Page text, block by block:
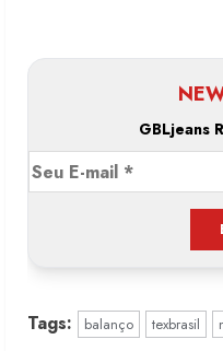
GBLjeans
Tags: balanço texbrasil